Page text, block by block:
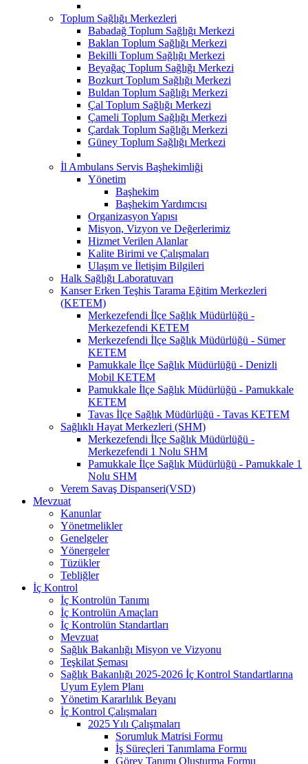
Toplum Sağlığı Merkezleri
Babadağ Toplum Sağlığı Merkezi
Baklan Toplum Sağlığı Merkezi
Bekilli Toplum Sağlığı Merkezi
Beyağaç Toplum Sağlığı Merkezi
Bozkurt Toplum Sağlığı Merkezi
Buldan Toplum Sağlığı Merkezi
Çal Toplum Sağlığı Merkezi
Çameli Toplum Sağlığı Merkezi
Çardak Toplum Sağlığı Merkezi
Güney Toplum Sağlığı Merkezi
İl Ambulans Servis Başhekimliği
Yönetim
Başhekim
Başhekim Yardımcısı
Organizasyon Yapısı
Misyon, Vizyon ve Değerlerimiz
Hizmet Verilen Alanlar
Kalite Birimi ve Çalışmaları
Ulaşım ve İletişim Bilgileri
Halk Sağlığı Laboratuvarı
Kanser Erken Teşhis Tarama Eğitim Merkezleri
(KETEM)
Merkezefendi İlçe Sağlık Müdürlüğü -
Merkezefendi KETEM
Merkezefendi İlçe Sağlık Müdürlüğü - Sümer
KETEM
Pamukkale İlçe Sağlık Müdürlüğü - Denizli
Mobil KETEM
Pamukkale İlçe Sağlık Müdürlüğü - Pamukkale
KETEM
Tavas İlçe Sağlık Müdürlüğü - Tavas KETEM
Sağlıklı Hayat Merkezleri (SHM)
Merkezefendi İlçe Sağlık Müdürlüğü -
Merkezefendi 1 Nolu SHM
Pamukkale İlçe Sağlık Müdürlüğü - Pamukkale 1
Nolu SHM
Verem Savaş Dispanseri(VSD)
Mevzuat
Kanunlar
Yönetmelikler
Genelgeler
Yönergeler
Tüzükler
Tebliğler
İç Kontrol
İç Kontrolün Tanımı
İç Kontrolün Amaçları
İç Kontrolün Standartları
Mevzuat
Sağlık Bakanlığı Misyon ve Vizyonu
Teşkilat Şeması
Sağlık Bakanlığı 2025-2026 İç Kontrol Standartlarına
Uyum Eylem Planı
Yönetim Kararlılık Beyanı
İç Kontrol Çalışmaları
2025 Yılı Çalışmaları
Sorumluk Matrisi Formu
İş Süreçleri Tanımlama Formu
Görev Tanımı Oluşturma Formu